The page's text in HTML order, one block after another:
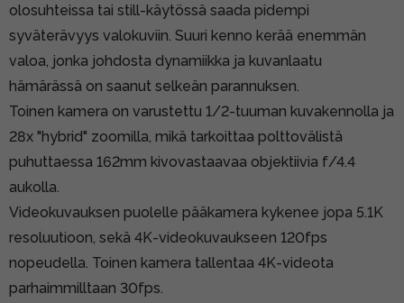
olosuhteissa tai still-käytössä saada pidempi
syväterävyys valokuviin. Suuri kenno kerää enemmän
valoa, jonka johdosta dynamiikka ja kuvanlaatu
hämärässä on saanut selkeän parannuksen.
Toinen kamera on varustettu 1/2-tuuman kuvakennolla ja
28x "hybrid" zoomilla, mikä tarkoittaa polttovälistä
puhuttaessa 162mm kivovastaavaa objektiivia f/4.4
aukolla.
Videokuvauksen puolelle pääkamera kykenee jopa 5.1K
resoluutioon, sekä 4K-videokuvaukseen 120fps
nopeudella. Toinen kamera tallentaa 4K-videota
parhaimmilltaan 30fps.